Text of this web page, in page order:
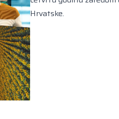
Hrvatske.